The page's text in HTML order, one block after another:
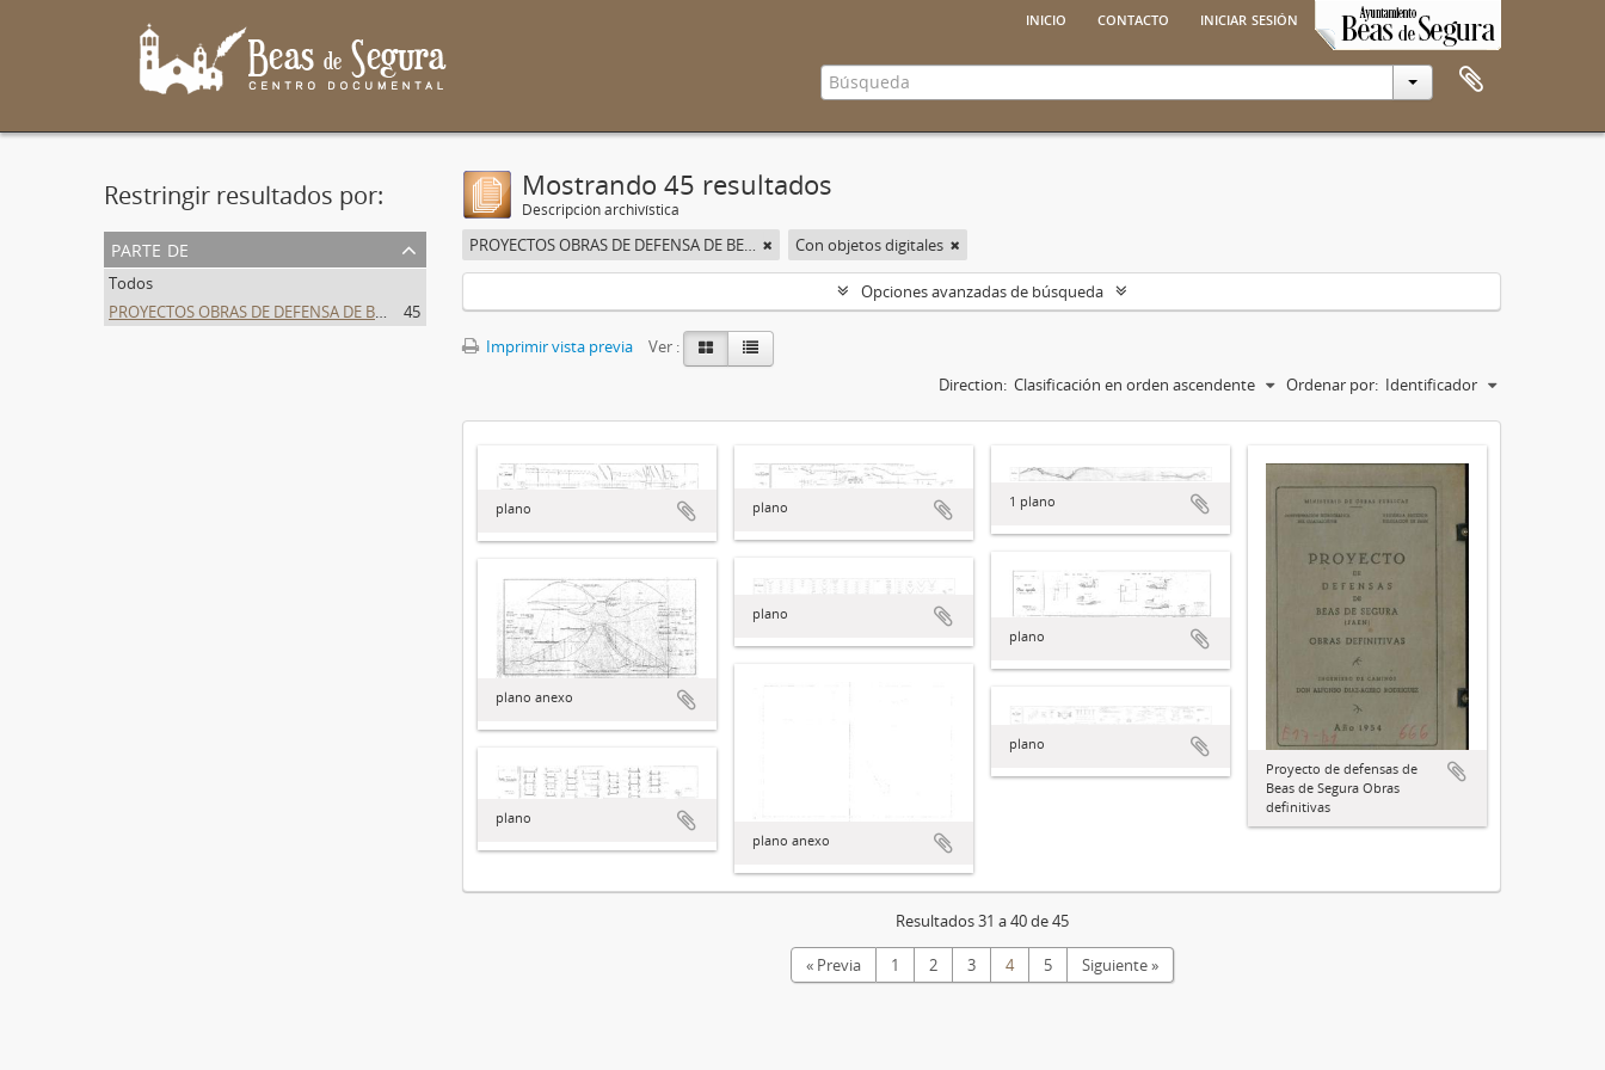
inicio contacto iniciar sesión
Restringir resultados por:
parte de
Todos
PROYECTOS OBRAS DE DEFENSA DE BEAS DE SEGURA
45
Mostrando 45 resultados
Descripción archivística
PROYECTOS OBRAS DE DEFENSA DE BEAS DE SEGURA Con objetos digitales
Opciones avanzadas de búsqueda
Imprimir vista previa
Ver :
Ordenar por: Identificador
Direction: Clasificación en orden ascendente
plano plano 1 plano
Proyecto de defensas de
Beas de Segura Obras
definitivas
plano
plano
plano anexo
plano anexo
plano
plano
Resultados 31 a 40 de 45
« Previa 1 2 3 4 5 Siguiente »